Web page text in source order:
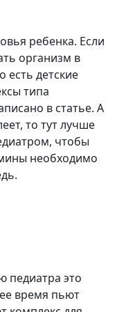
все было точно
Витамины в
не покупали, да им
не могло
ни было, болела
проблемы здоровья
вами,Лена, не
это издержки
сомнительного